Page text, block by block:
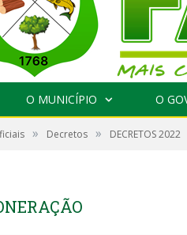
O MUNICÍPIO O
» Decretos » DECRETOS 2022